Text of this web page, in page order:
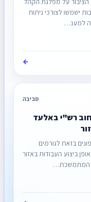
ישמשו לצורכי ניתוח
למענ…
←
סביבה
רש"י באלעד
בזאת לגורמים
ביצוע העבודות באזור
המתמשכת…